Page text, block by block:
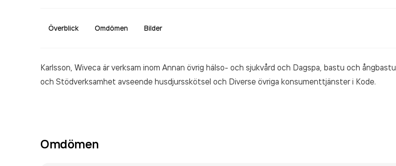
Överblick Omdömen Bilder
Karlsson, Wiveca är verksam inom Annan övrig hälso- och sjukvård och Dagspa, bastu och ångbastu
och Stödverksamhet avseende husdjursskötsel och Diverse övriga konsumenttjänsteri Kode.
Omdömen